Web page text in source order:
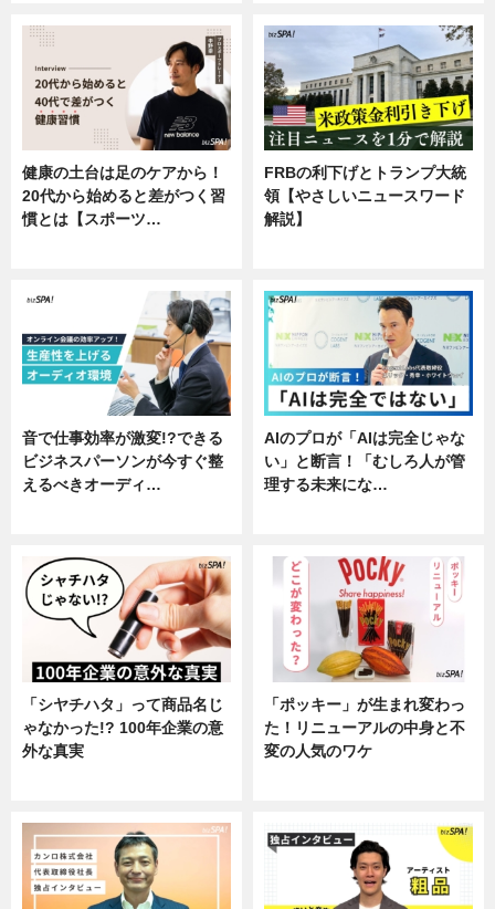
健康の土台は足のケアから！
20代から始めると差がつく習
慣とは【スポーツ…
FRBの利下げとトランプ大統
領【やさしいニュースワード
解説】
音で仕事効率が激変!?できる
ビジネスパーソンが今すぐ整
えるべきオーディ…
AIのプロが「AIは完全じゃな
い」と断言！「むしろ人が管
理する未来にな…
「シヤチハタ」って商品名じ
ゃなかった!? 100年企業の意
外な真実
「ポッキー」が生まれ変わっ
た！リニューアルの中身と不
変の人気のワケ